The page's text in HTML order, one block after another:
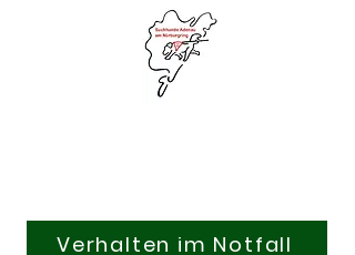
Verhalten im Notfall